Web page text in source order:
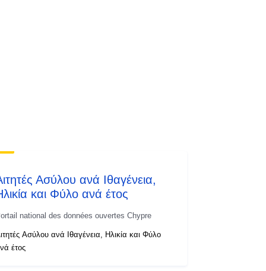
Ασύλου ανά Ιθαγένεια,
και Φύλο ανά έτος
national des données ouvertes Chypre
Ασύλου ανά Ιθαγένεια, Ηλικία και Φύλο
έτος